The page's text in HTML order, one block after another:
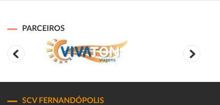
PARCEIROS
SCV FERNANDÓPOLIS